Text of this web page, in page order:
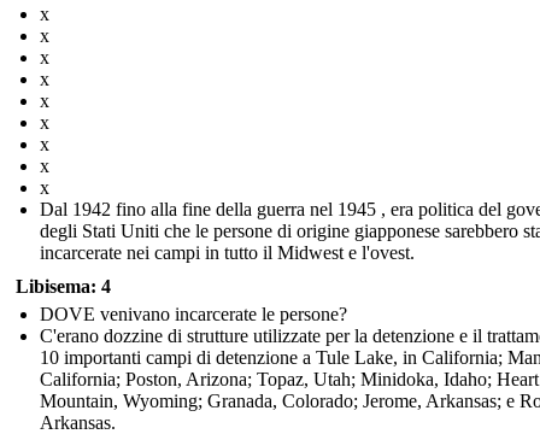
x
x
x
x
x
x
x
x
x
Dal 1942 fino alla fine della guerra nel 1945 , era politica del
degli Stati Uniti che le persone di origine giapponese sarebbero
incarcerate nei campi in tutto il Midwest e l'ovest.
Libisema: 4
DOVE venivano incarcerate le persone?
C'erano dozzine di strutture utilizzate per la detenzione e il
10 importanti campi di detenzione a Tule Lake, in California;
California; Poston, Arizona; Topaz, Utah; Minidoka, Idaho; Heart
Mountain, Wyoming; Granada, Colorado; Jerome, Arkansas; e
Arkansas.